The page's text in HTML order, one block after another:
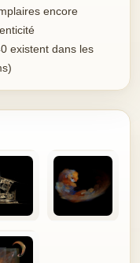
encore
existent dans les